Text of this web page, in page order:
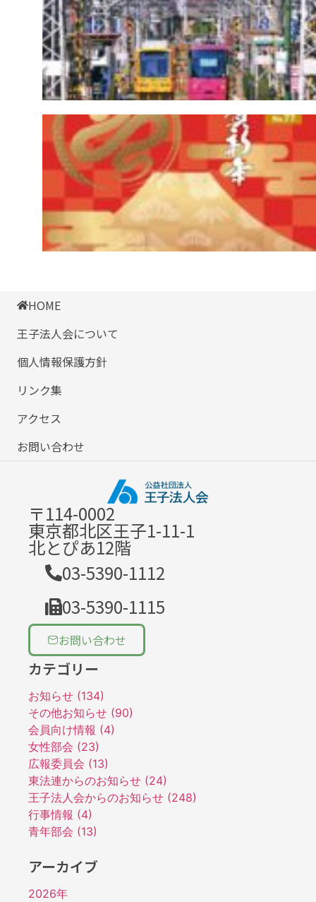
HOME
王子法人会について
個人情報保護方針
リンク集
アクセス
お問い合わせ
〒114-0002
東京都北区王子1-11-1
北とぴあ12階
03-5390-1112
03-5390-1115
お問い合わせ
カテゴリー
お知らせ (134)
その他お知らせ (90)
会員向け情報 (4)
女性部会 (23)
広報委員会 (13)
東法連からのお知らせ (24)
王子法人会からのお知らせ (248)
行事情報 (4)
青年部会 (13)
アーカイブ
2026年